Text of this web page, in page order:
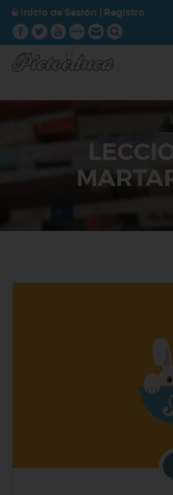
Inicio de Sesión Registro